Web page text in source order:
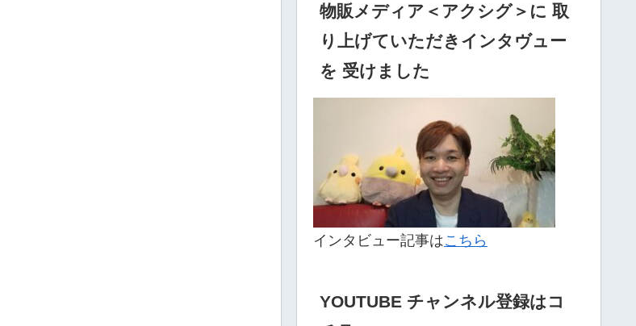
物販メディア＜アクシグ＞に 取
り上げていただきインタヴュー
を 受けました
インタビュー記事はこちら
YOUTUBE チャンネル登録はコ